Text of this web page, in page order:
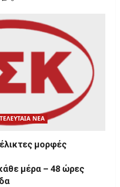
ΤΕΛΕΥΤΑΙΑ ΝΕΑ
μορφές
μέρα – 48 ώρες